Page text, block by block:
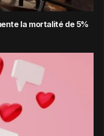
la mortalité de 5%